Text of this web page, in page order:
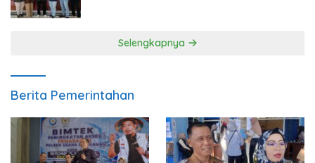
Selengkapnya
Berita Pemerintahan